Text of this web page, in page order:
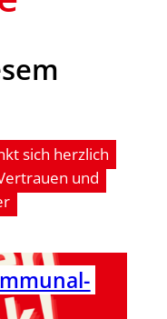
sich herzlich
und